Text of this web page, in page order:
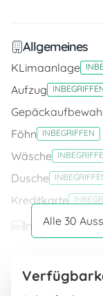
Allgemeines
KLimaanlage
Aufzug
Föhn INBEGRIFFEN
Wäsche
Dusche
Kreditkarte
Im Zimmer
Zimmer mit
Alle 30